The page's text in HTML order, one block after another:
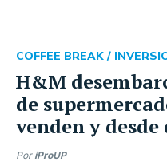
H&M
de
venden y desde
COFFEE BREAK /
Por iProUP